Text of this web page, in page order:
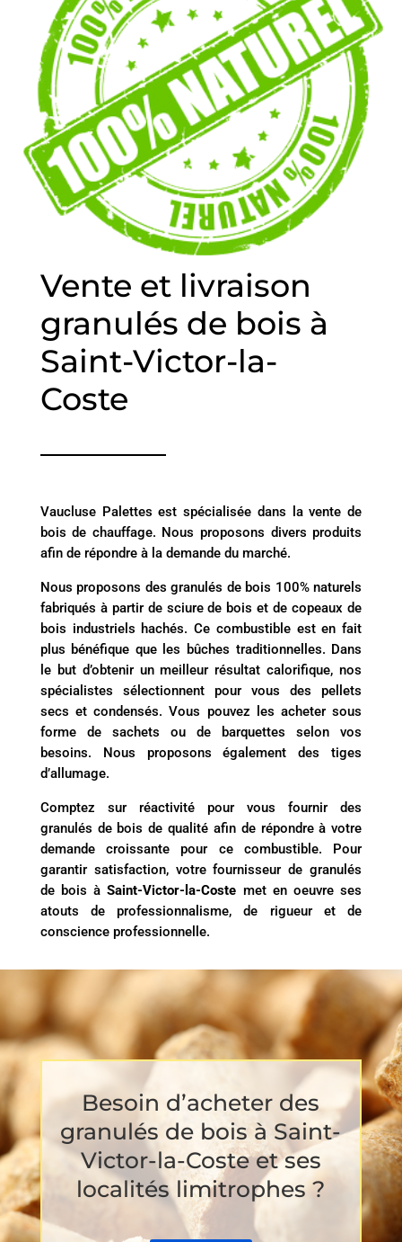
Vente et livraison
granulés de bois à
Saint-Victor-la-
Coste
Vaucluse Palettes est spécialisée dans la vente de
bois de chauffage. Nous proposons divers produits
afin de répondre à la demande du marché.
Nous proposons des granulés de bois 100% naturels
fabriqués à partir de sciure de bois et de copeaux de
bois industriels hachés. Ce combustible est en fait
plus bénéfique que les bûches traditionnelles. Dans
le but d’obtenir un meilleur résultat calorifique, nos
spécialistes sélectionnent pour vous des pellets
secs et condensés. Vous pouvez les acheter sous
forme de sachets ou de barquettes selon vos
besoins. Nous proposons également des tiges
d’allumage.
Comptez sur réactivité pour vous fournir des
granulés de bois de qualité afin de répondre à votre
demande croissante pour ce combustible. Pour
garantir satisfaction, votre fournisseur de granulés
de bois àSaint-Victor-la-Coste met en oeuvre ses
atouts de professionnalisme, de rigueur et de
conscience professionnelle.
Besoin d’acheter des
granulés de bois à Saint-
Victor-la-Coste et ses
localités limitrophes ?